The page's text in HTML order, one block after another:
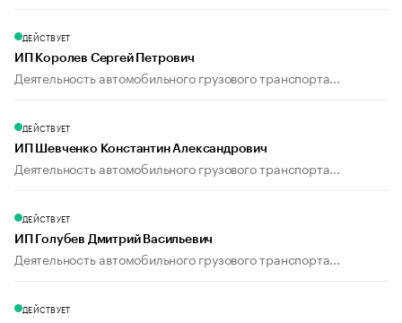
ДЕЙСТВУЕТ
ИП Королев Сергей Петрович
Деятельность автомобильного грузового транспорта...
ДЕЙСТВУЕТ
ИП Шевченко Константин Александрович
Деятельность автомобильного грузового транспорта...
ДЕЙСТВУЕТ
ИП Голубев Дмитрий Васильевич
Деятельность автомобильного грузового транспорта...
ДЕЙСТВУЕТ